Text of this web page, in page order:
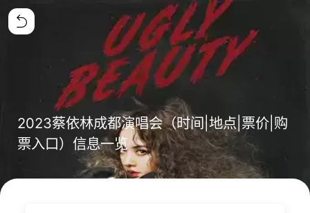
2023蔡依林成都演唱会（时间|地点|票价|购
票入口）信息一览